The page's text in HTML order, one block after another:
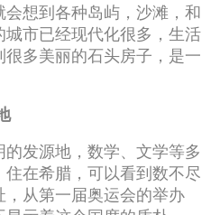
想到各种岛屿，沙滩，和
市已经现代化很多，生活
多美丽的石头房子，是一
发源地，数学、文学等多
在希腊，可以看到数不尽
从第一届奥运会的举办